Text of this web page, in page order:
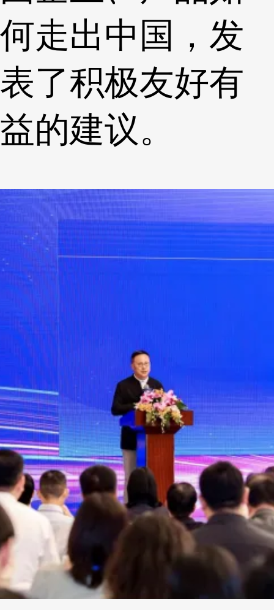
何走出中国，发
表了积极友好有
益的建议。